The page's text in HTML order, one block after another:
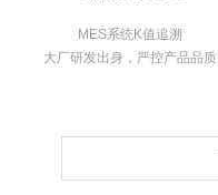
MES系统K值追溯
大厂研发出身，严控产品品质